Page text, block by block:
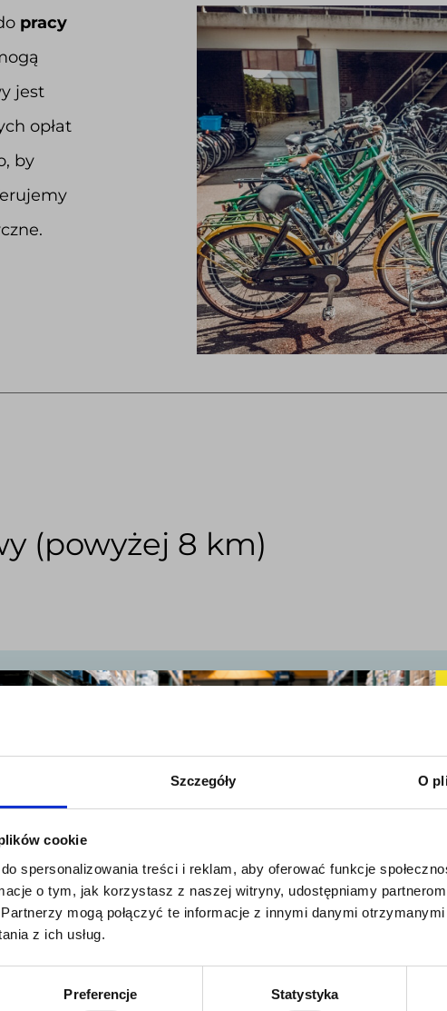
Szczegóły O
cookie
spersonalizowania treści i reklam, aby oferować funkcje
o tym, jak korzystasz z naszej witryny, udostępniamy
mogą połączyć te informacje z innymi danymi
z ich usług.
Preferencje Statystyka
pracy
jest
opłat
by
(powyżej 8 km)
km
od miejsca pracy oferujemy transport
jak i elektrycznymi oraz spalinowymi busami.
kosztów.
bezpłatny.